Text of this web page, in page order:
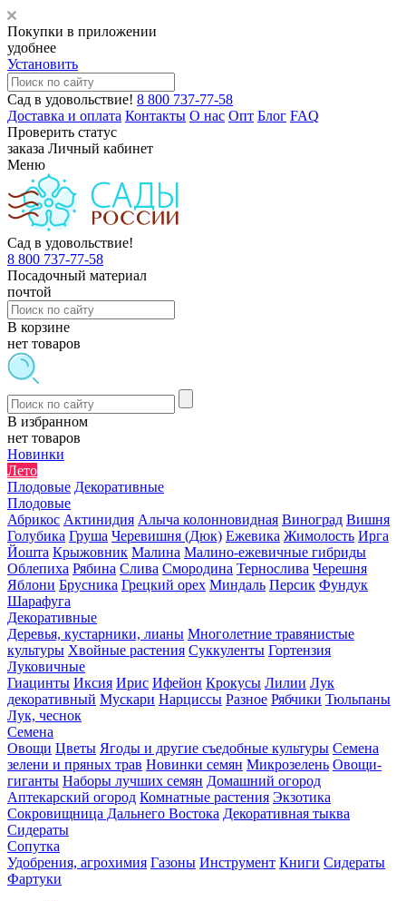
Покупки в приложении
удобнее
Установить
Сад в удовольствие! 8 800 737-77-58
Доставка и оплата Контакты О нас Опт Блог FAQ
Проверить статус
заказа Личный кабинет
Меню
Сад в удовольствие!
8 800 737-77-58
Посадочный материал
почтой
В корзине
нет товаров
В избранном
нет товаров
Новинки
Лето
Плодовые Декоративные
Плодовые
Абрикос Актинидия Алыча колонновидная Виноград Вишня
Голубика Груша Черевишня (Дюк) Ежевика Жимолость Ирга
Йошта Крыжовник Малина Малино-ежевичные гибриды
Облепиха Рябина Слива Смородина Тернослива Черешня
Яблони Брусника Грецкий орех Миндаль Персик Фундук
Шарафуга
Декоративные
Деревья, кустарники, лианы Многолетние травянистые
культуры Хвойные растения Суккуленты Гортензия
Луковичные
Гиацинты Иксия Ирис Ифейон Крокусы Лилии Лук
декоративный Мускари Нарциссы Разное Рябчики Тюльпаны
Лук, чеснок
Семена
Овощи Цветы Ягоды и другие съедобные культуры Семена
зелени и пряных трав Новинки семян Микрозелень Овощи-
гиганты Наборы лучших семян Домашний огород
Аптекарский огород Комнатные растения Экзотика
Сокровищница Дальнего Востока Декоративная тыква
Сидераты
Сопутка
Удобрения, агрохимия Газоны Инструмент Книги Сидераты
Фартуки